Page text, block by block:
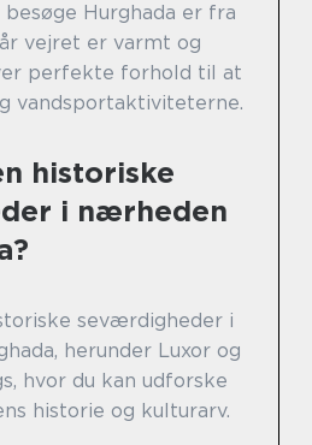
Hurghada er fra
vejret er varmt og
perfekte forhold til at
vandsportaktiviteterne.
historiske
i nærheden
seværdigheder i
herunder Luxor og
hvor du kan udforske
historie og kulturarv.